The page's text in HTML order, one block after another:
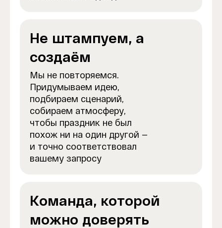
Не штампуем, а
создаём
Мы не повторяемся.
Придумываем идею,
подбираем сценарий,
собираем атмосферу,
чтобы праздник не был
похож ни на один другой —
и точно соответствовал
вашему запросу
Команда, которой
можно доверять